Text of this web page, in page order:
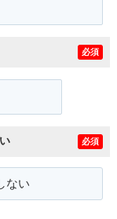
必須
必須
ない